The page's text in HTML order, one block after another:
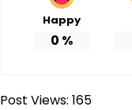
Happy
0 %
Post Views: 165